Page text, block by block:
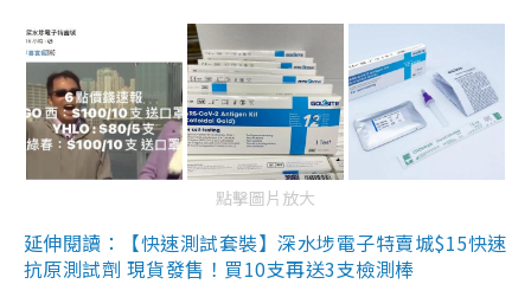
點擊圖片放大
延伸閱讀：【快速測試套裝】深水埗電子特賣城$15快速
抗原測試劑 現貨發售！買10支再送3支檢測棒